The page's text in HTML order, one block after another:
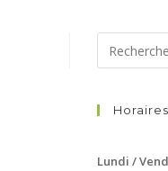
Lundi /